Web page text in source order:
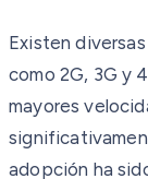
Existen
como 2G, 3G y
mayores
adopción ha